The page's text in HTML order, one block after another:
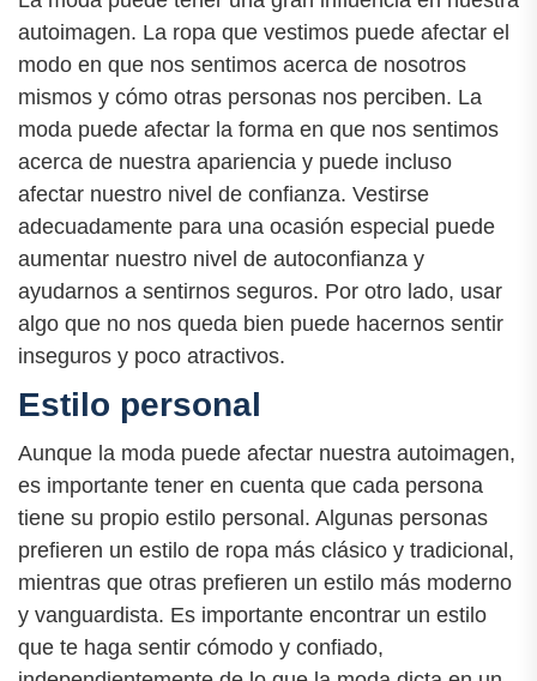
autoimagen. La ropa que vestimos puede afectar el
modo en que nos sentimos acerca de nosotros
mismos y cómo otras personas nos perciben. La
moda puede afectar la forma en que nos sentimos
acerca de nuestra apariencia y puede incluso
afectar nuestro nivel de confianza. Vestirse
adecuadamente para una ocasión especial puede
aumentar nuestro nivel de autoconfianza y
ayudarnos a sentirnos seguros. Por otro lado, usar
algo que no nos queda bien puede hacernos sentir
inseguros y poco atractivos.
Estilo personal
Aunque la moda puede afectar nuestra autoimagen,
es importante tener en cuenta que cada persona
tiene su propio estilo personal. Algunas personas
prefieren un estilo de ropa más clásico y tradicional,
mientras que otras prefieren un estilo más moderno
y vanguardista. Es importante encontrar un estilo
que te haga sentir cómodo y confiado,